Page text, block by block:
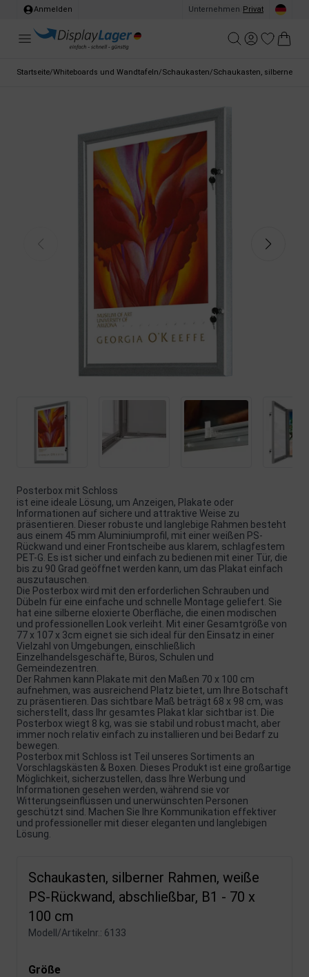
Anmelden Unternehmen Privat
Startseite/Whiteboards und Wandtafeln/Schaukasten/Schaukasten, silberner
Posterbox mit Schloss
ist eine ideale Lösung, um Anzeigen, Plakate oder
Informationen auf sichere und attraktive Weise zu
präsentieren. Dieser robuste und langlebige Rahmen besteht
aus einem 45 mm Aluminiumprofil, mit einer weißen PS-
Rückwand und einer Frontscheibe aus klarem, schlagfestem
PET-G. Es ist sicher und einfach zu bedienen mit einer Tür, die
bis zu 90 Grad geöffnet werden kann, um das Plakat einfach
auszutauschen.
Die Posterbox wird mit den erforderlichen Schrauben und
Dübeln für eine einfache und schnelle Montage geliefert. Sie
hat eine silberne eloxierte Oberfläche, die einen modischen
und professionellen Look verleiht. Mit einer Gesamtgröße von
77 x 107 x 3cm eignet sie sich ideal für den Einsatz in einer
Vielzahl von Umgebungen, einschließlich
Einzelhandelsgeschäfte, Büros, Schulen und
Gemeindezentren.
Der Rahmen kann Plakate mit den Maßen 70 x 100 cm
aufnehmen, was ausreichend Platz bietet, um Ihre Botschaft
zu präsentieren. Das sichtbare Maß beträgt 68 x 98 cm, was
sicherstellt, dass Ihr gesamtes Plakat klar sichtbar ist. Die
Posterbox wiegt 8 kg, was sie stabil und robust macht, aber
immer noch relativ einfach zu installieren und bei Bedarf zu
bewegen.
Posterbox mit Schloss ist Teil unseres Sortiments an
Vorschlagskästen & Boxen. Dieses Produkt ist eine großartige
Möglichkeit, sicherzustellen, dass Ihre Werbung und
Informationen gesehen werden, während sie vor
Witterungseinflüssen und unerwünschten Personen
geschützt sind. Machen Sie Ihre Kommunikation effektiver
und professioneller mit dieser eleganten und langlebigen
Lösung.
Schaukasten, silberner Rahmen, weiße
PS-Rückwand, abschließbar, B1 - 70 x
100 cm
Modell/Artikelnr.: 6133
Größe